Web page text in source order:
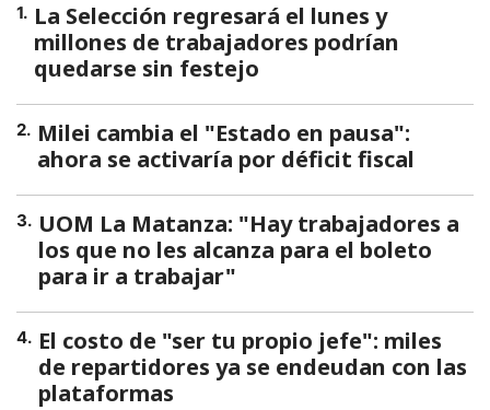
1. La Selección regresará el lunes y
millones de trabajadores podrían
quedarse sin festejo
2. Milei cambia el "Estado en pausa":
ahora se activaría por déficit fiscal
3. UOM La Matanza: "Hay trabajadores a
los que no les alcanza para el boleto
para ir a trabajar"
4. El costo de "ser tu propio jefe": miles
de repartidores ya se endeudan con las
plataformas